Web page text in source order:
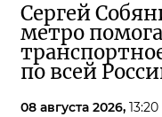
Сергей
метро
по всей
08 августа 2026, 13:20